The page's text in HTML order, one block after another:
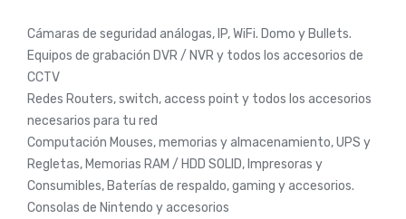
Cámaras de seguridad análogas, IP, WiFi. Domo y Bullets.
Equipos de grabación DVR / NVR y todos los accesorios de
CCTV
Redes Routers, switch, access point y todos los accesorios
necesarios para tu red
Computación Mouses, memorias y almacenamiento, UPS y
Regletas, Memorias RAM / HDD SOLID, Impresoras y
Consumibles, Baterías de respaldo, gaming y accesorios.
Consolas de Nintendo y accesorios